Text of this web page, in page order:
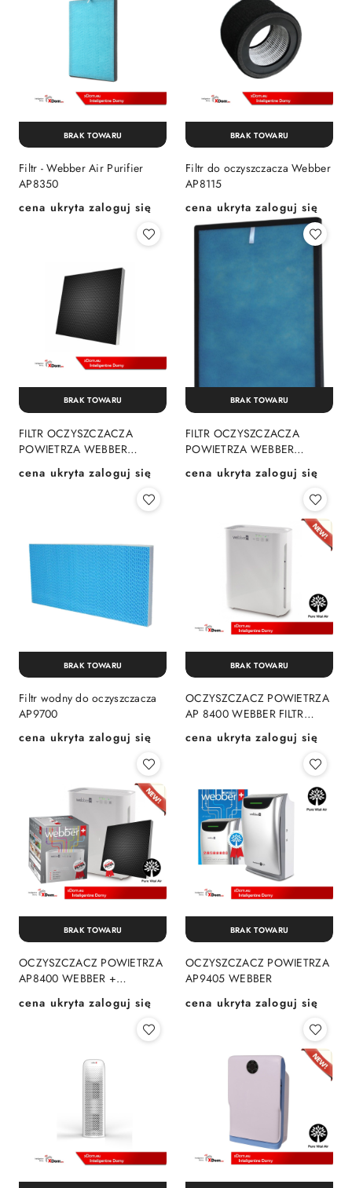
Filtr - Webber Air Purifier
AP8350
Cena:
cena ukryta zaloguj się
BRAK TOWARU
Filtr do oczyszczacza Webber
AP8115
Cena:
cena ukryta zaloguj się
BRAK TOWARU
FILTR OCZYSZCZACZA
POWIETRZA WEBBER
AP8400
Cena:
cena ukryta zaloguj się
BRAK TOWARU
FILTR OCZYSZCZACZA
POWIETRZA WEBBER
AP9405
Cena:
cena ukryta zaloguj się
BRAK TOWARU
Filtr wodny do oczyszczacza
AP9700
Cena:
cena ukryta zaloguj się
BRAK TOWARU
OCZYSZCZACZ POWIETRZA
AP 8400 WEBBER FILTR
TRÓJWARSTWOWY + LAMPA
UV-C Z JONIZATOREM
Cena:
cena ukryta zaloguj się
BRAK TOWARU
OCZYSZCZACZ POWIETRZA
AP8400 WEBBER +
ZAPASOWY FILTR
Cena:
cena ukryta zaloguj się
BRAK TOWARU
OCZYSZCZACZ POWIETRZA
AP9405 WEBBER
Cena:
cena ukryta zaloguj się
BRAK TOWARU